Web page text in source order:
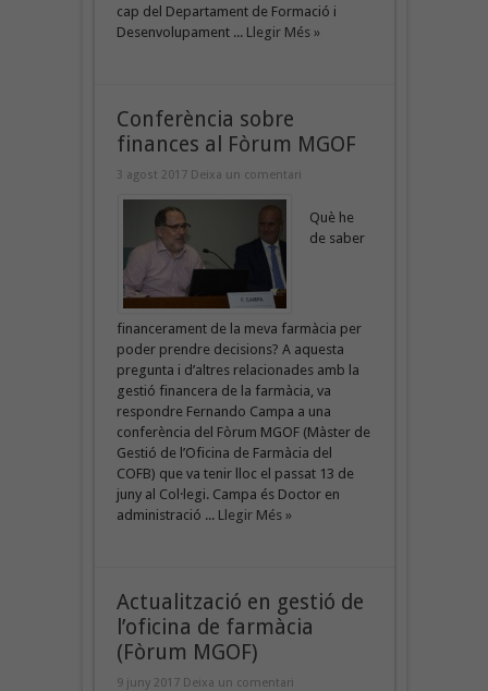
cap del Departament de Formació i
Desenvolupament ... Llegir Més »
Conferència sobre
finances al Fòrum MGOF
3 agost 2017 Deixa un comentari
Què he
de saber
financerament de la meva farmàcia per
poder prendre decisions? A aquesta
pregunta i d’altres relacionades amb la
gestió financera de la farmàcia, va
respondre Fernando Campa a una
conferència del Fòrum MGOF (Màster de
Gestió de l’Oficina de Farmàcia del
COFB) que va tenir lloc el passat 13 de
juny al Col·legi. Campa és Doctor en
administració ... Llegir Més »
Actualització en gestió de
l’oficina de farmàcia
(Fòrum MGOF)
9 juny 2017 Deixa un comentari